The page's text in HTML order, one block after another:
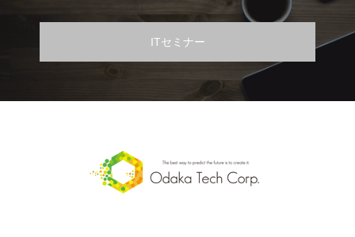
ITセミナー